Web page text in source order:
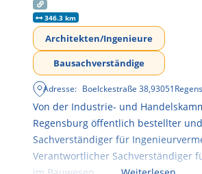
346.3 km
Architekten/Ingenieure
Bausachverständige
Adresse: Boelckestraße 38,93051
Von der Industrie- und
Regensburg öffentlich bestellter
Sachverständiger für
Verantwortlicher Sachverständiger